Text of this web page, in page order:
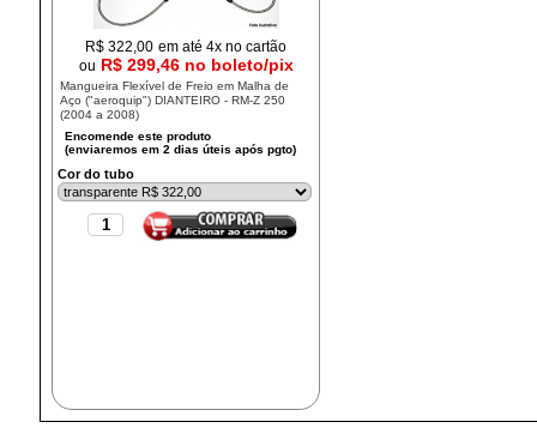
R$322,00 em até 4x no cartão
ou R$ 299,46 no boleto/pix
Mangueira Flexível de Freio em Malha de
Aço ("aeroquip") DIANTEIRO - RM-Z 250
(2004 a 2008)
Cor do tubo